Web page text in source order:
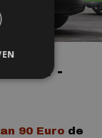
-
90 Euro de